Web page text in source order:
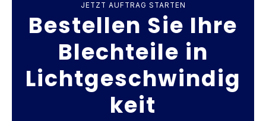
JETZT AUFTRAG STARTEN
Bestellen Sie Ihre
Blechteile in
Lichtgeschwindig
keit